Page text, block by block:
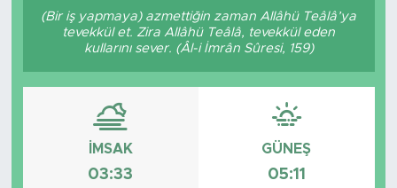
(Bir iş yapmaya) azmettiğin zaman Allâhü Teâlâ’ya
tevekkül et. Zira Allâhü Teâlâ, tevekkül eden
kullarını sever. (Âl-i İmrân Sûresi, 159)
İMSAK
03:33
GÜNEŞ
05:11
Sanat
Spor
Teknoloji